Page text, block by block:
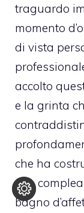
traguardo
momento
di vista
accolto
e la grinta
che ha
suo
bagno